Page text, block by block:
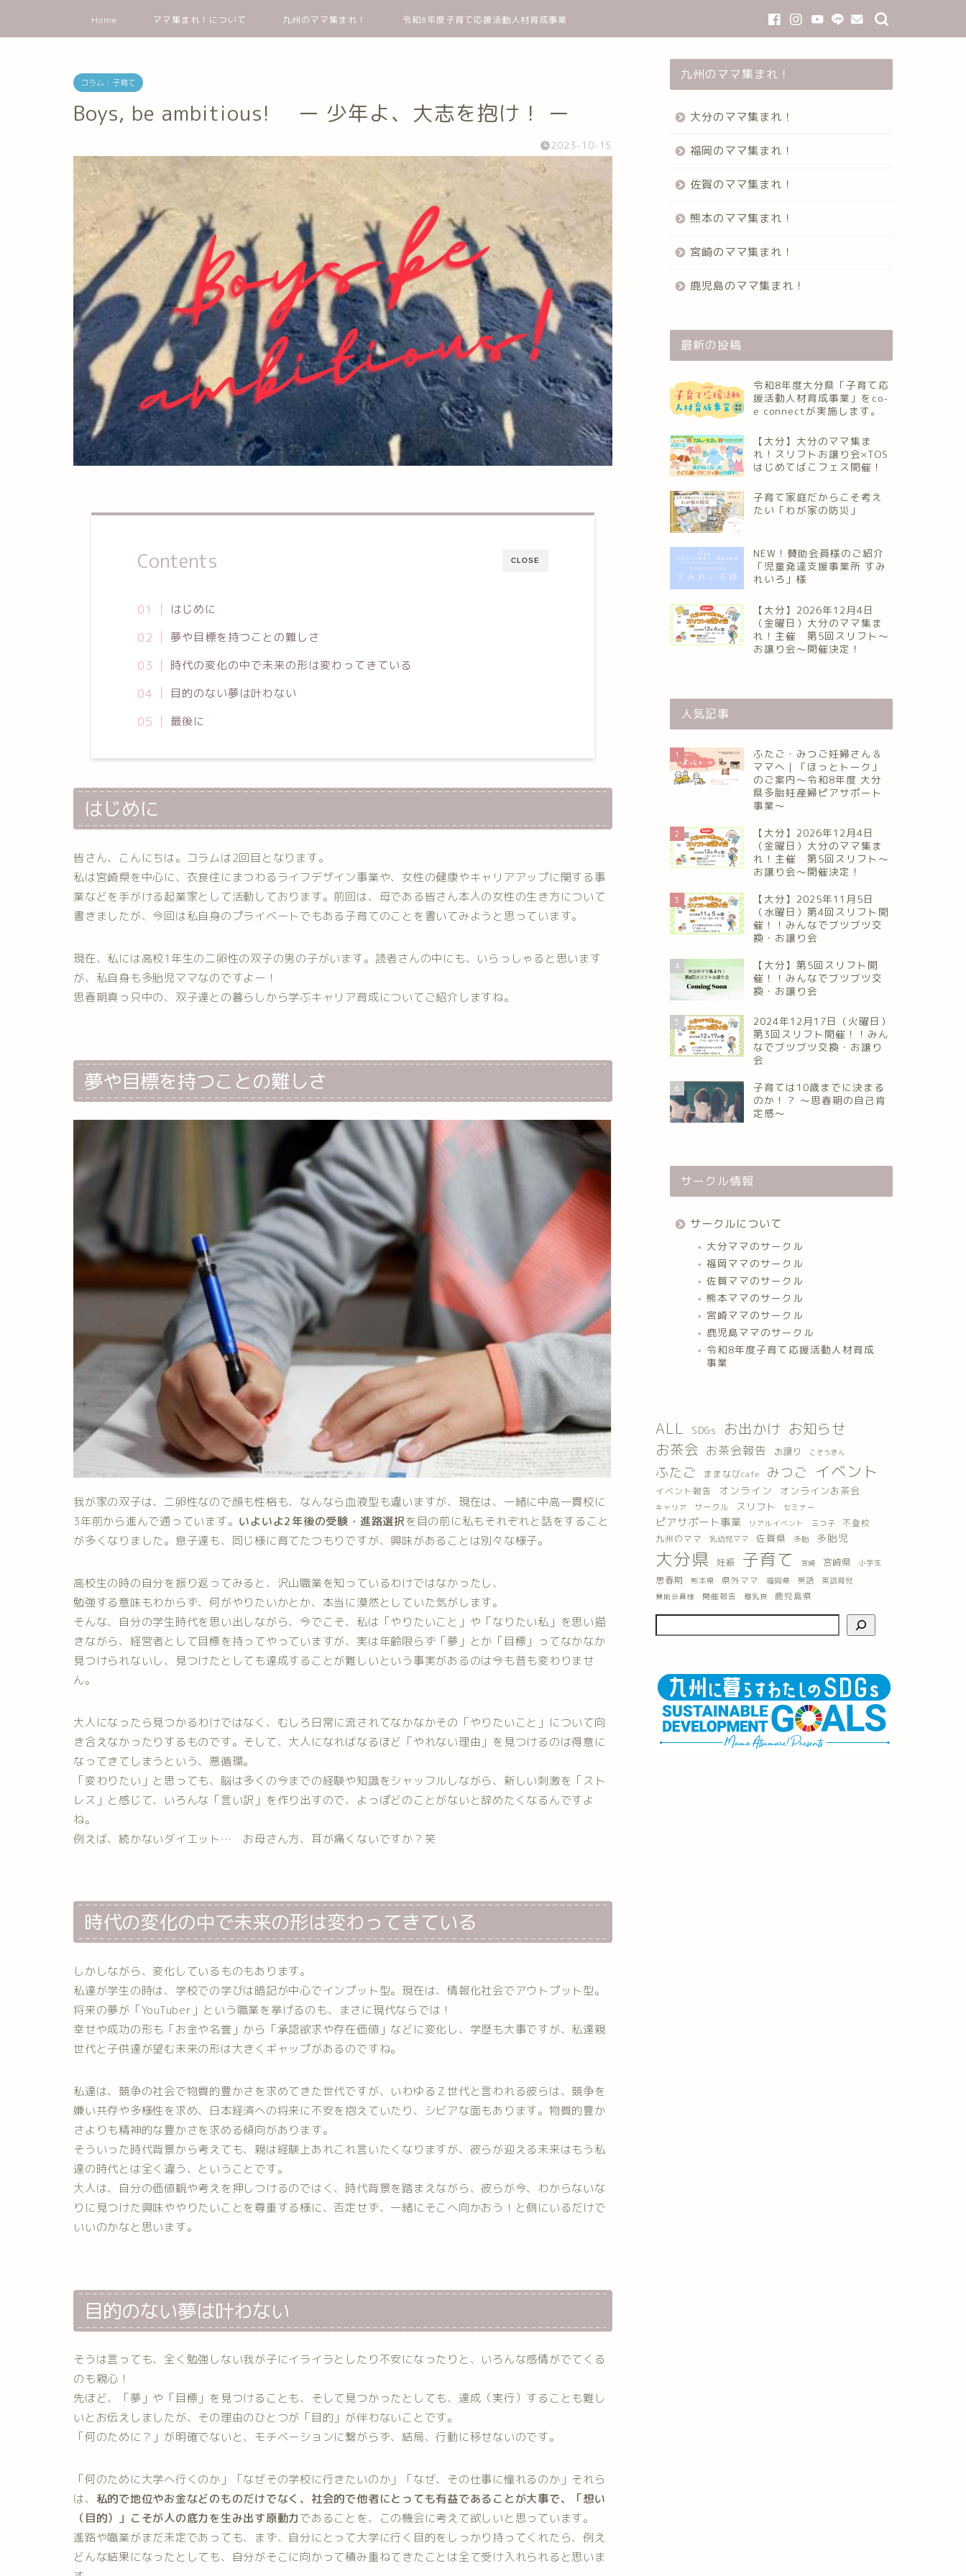
Home ママ集まれ！について 九州のママ集まれ！ 令和8年度子育て応援活動人材育成事業
コラム：子育て
Boys, be ambitious! ー 少年よ、大志を抱け！ ー
2023-10-15
CLOSE
Contents
はじめに
夢や目標を持つことの難しさ
時代の変化の中で未来の形は変わってきている
目的のない夢は叶わない
最後に
はじめに
皆さん、こんにちは。コラムは2回目となります。
私は宮崎県を中心に、衣食住にまつわるライフデザイン事業や、女性の健康やキャリアアップに関する事
業などを手がける起業家として活動しております。前回は、母である皆さん本人の女性の生き方について
書きましたが、今回は私自身のプライベートでもある子育てのことを書いてみようと思っています。
現在、私には高校1年生の二卵性の双子の男の子がいます。読者さんの中にも、いらっしゃると思います
が、私自身も多胎児ママなのですよー！
思春期真っ只中の、双子達との暮らしから学ぶキャリア育成についてご紹介しますね。
夢や目標を持つことの難しさ
我が家の双子は、二卵性なので顔も性格も、なんなら血液型も違いますが、現在は、一緒に中高一貫校に
3年前から進んで通っています。 いよいよ2年後の受験・進路選択を目の前に私もそれぞれと話をすること
が多くなりました。息子達も、同じ様に育てたつもりですが、興味があることは別々な様子。
高校生の時の自分を振り返ってみると、沢山職業を知っているわけではなかったし、
勉強する意味もわからず、何がやりたいかとか、本当に漠然としていた気がします。
そんな、自分の学生時代を思い出しながら、今でこそ、私は「やりたいこと」や「なりたい私」を思い描
きながら、経営者として目標を持ってやっていますが、実は年齢限らず「夢」とか「目標」ってなかなか
見つけられないし、見つけたとしても達成することが難しいという事実があるのは今も昔も変わりませ
ん。
大人になったら見つかるわけではなく、むしろ日常に流されてなかなかその「やりたいこと」について向
き合えなかったりするものです。そして、大人になればなるほど「やれない理由」を見つけるのは得意に
なってきてしまうという、悪循環。
「変わりたい」と思っても、脳は多くの今までの経験や知識をシャッフルしながら、新しい刺激を「スト
レス」と感じて、いろんな「言い訳」を作り出すので、よっぽどのことがないと辞めたくなるんですよ
ね。
例えば、続かないダイエット… お母さん方、耳が痛くないですか？笑
時代の変化の中で未来の形は変わってきている
しかしながら、変化しているものもあります。
私達が学生の時は、学校での学びは暗記が中心でインプット型。現在は、情報化社会でアウトプット型。
将来の夢が「YouTuber」という職業を挙げるのも、まさに現代ならでは！
幸せや成功の形も「お金や名誉」から「承認欲求や存在価値」などに変化し、学歴も大事ですが、私達親
世代と子供達が望む未来の形は大きくギャップがあるのですね。
私達は、競争の社会で物質的豊かさを求めてきた世代ですが、いわゆるＺ世代と言われる彼らは、競争を
嫌い共存や多様性を求め、日本経済への将来に不安を抱えていたり、シビアな面もあります。物質的豊か
さよりも精神的な豊かさを求める傾向があります。
そういった時代背景から考えても、親は経験上あれこれ言いたくなりますが、彼らが迎える未来はもう私
達の時代とは全く違う、ということです。
大人は、自分の価値観や考えを押しつけるのではく、時代背景を踏まえながら、彼らが今、わからないな
りに見つけた興味ややりたいことを尊重する様に、否定せず、一緒にそこへ向かおう！と側にいるだけで
いいのかなと思います。
目的のない夢は叶わない
そうは言っても、全く勉強しない我が子にイライラとしたり不安になったりと、いろんな感情がでてくる
のも親心！
先ほど、「夢」や「目標」を見つけることも、そして見つかったとしても、達成（実行）することも難し
いとお伝えしましたが、その理由のひとつが「目的」が伴わないことです。
「何のために？」が明確でないと、モチベーションに繋がらず、結局、行動に移せないのです。
「何のために大学へ行くのか」「なぜその学校に行きたいのか」「なぜ、その仕事に憧れるのか」それら
は、 私的で地位やお金などのものだけでなく、社会的で他者にとっても有益であることが大事で、「想い
（目的）」こそが人の底力を生み出す原動力であることを、この機会に考えて欲しいと思っています。
進路や職業がまだ未定であっても、まず、自分にとって大学に行く目的をしっかり持ってくれたら、例え
どんな結果になったとしても、自分がそこに向かって積み重ねてきたことは全て受け入れられると思いま
九州のママ集まれ！
大分のママ集まれ！
福岡のママ集まれ！
佐賀のママ集まれ！
熊本のママ集まれ！
宮崎のママ集まれ！
鹿児島のママ集まれ！
最新の投稿
令和8年度大分県「子育て応
援活動人材育成事業」をco-
e connectが実施します。
【大分】大分のママ集ま
れ！スリフトお譲り会×TOS
はじめてばこフェス開催！
子育て家庭だからこそ考え
たい「わが家の防災」
NEW！賛助会員様のご紹介
「児童発達支援事業所 すみ
れいろ」様
【大分】2026年12月4日
（金曜日）大分のママ集ま
れ！主催 第5回スリフト〜
お譲り会〜開催決定！
人気記事
1
ふたご・みつご妊婦さん＆
ママへ｜「ほっとトーク」
のご案内～令和8年度 大分
県多胎妊産婦ピアサポート
事業～
2
【大分】2026年12月4日
（金曜日）大分のママ集ま
れ！主催 第5回スリフト〜
お譲り会〜開催決定！
3
【大分】2025年11月5日
（水曜日）第4回スリフト開
催！！みんなでブツブツ交
換・お譲り会
4
【大分】第5回スリフト開
催！！みんなでブツブツ交
換・お譲り会
5
2024年12月17日（火曜日）
第3回スリフト開催！！みん
なでブツブツ交換・お譲り
会
6
子育ては10歳までに決まる
のか！？ ～思春期の自己肯
定感～
サークル情報
サークルについて
大分ママのサークル
福岡ママのサークル
佐賀ママのサークル
熊本ママのサークル
宮崎ママのサークル
鹿児島ママのサークル
令和8年度子育て応援活動人材育成
事業
ALL SDGs お出かけ お知らせ
お茶会 お茶会報告 お譲り こぞうきん
ふたご ままなびcafe みつご イベント
イベント報告 オンライン オンラインお茶会
キャリア サークル スリフト セミナー
ピアサポート事業 リアルイベント 三つ子 不登校
九州のママ 乳幼児ママ 佐賀県 多胎 多胎児
大分県 妊娠 子育て 宮崎 宮崎県 小学生
思春期 熊本県 県外ママ 福岡県 英語 英語育児
賛助会員様 開催報告 離乳食 鹿児島県